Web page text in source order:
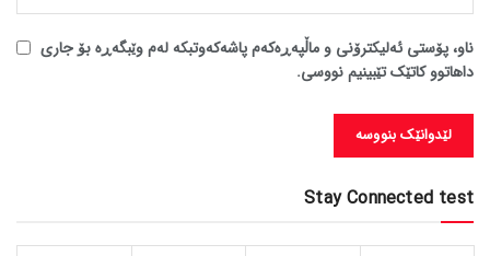
ناو، پۆستی ئەلیکترۆنی و ماڵپەڕەکەم پاشەکەوتبکە لەم وێبگەڕە بۆ جاری
داهاتوو کاتێک تێبینیم نووسی.
Stay Connected test